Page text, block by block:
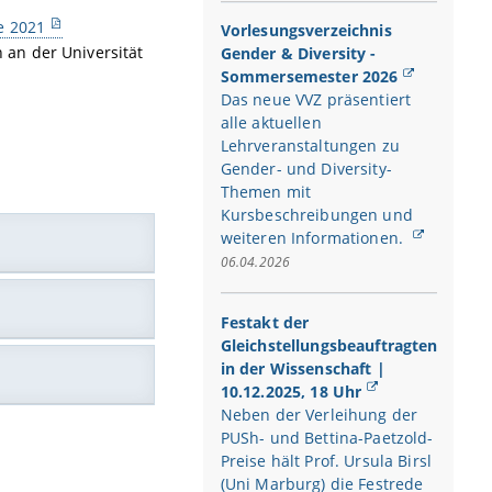
2021
an der Universität
das
sich mit
im Hinblick
Vorlesungsverzeichnis
Gender & Diversity -
Sommersemester 2026
Das neue VVZ präsentiert
alle aktuellen
Lehrveranstaltungen zu
Gender- und Diversity-
Themen mit
Kursbeschreibungen und
weiteren Informationen.
06.04.2026
Festakt der
Gleichstellungsbeauftragten
in der Wissenschaft |
10.12.2025, 18 Uhr
Neben der Verleihung der
PUSh- und Bettina-Paetzold-
Preise hält Prof. Ursula Birsl
(Uni Marburg) die Festrede